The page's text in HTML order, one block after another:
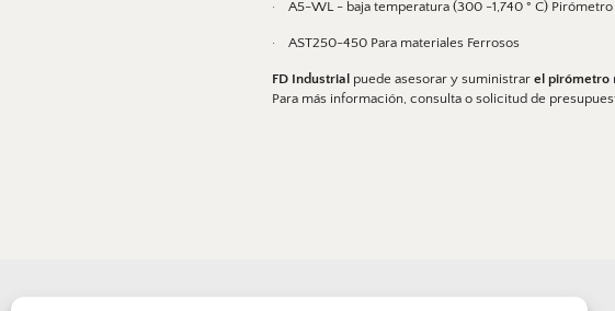
·    A5-WL - baja temperatura (300 -1,740 ° C)
·    AST250-450 Para materiales Ferrosos
FD Industrial puede asesorar y suministrar el pirómetro
Para más información, consulta o solicitud de